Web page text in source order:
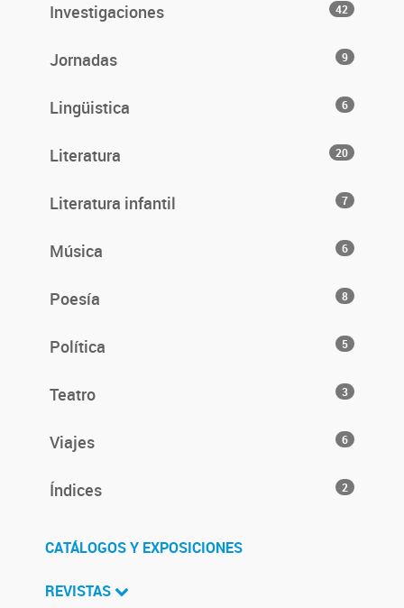
Investigaciones 42
Jornadas 9
Lingüistica 6
Literatura 20
Literatura infantil 7
Música 6
Poesía 8
Política 5
Teatro 3
Viajes 6
Índices 2
CATÁLOGOS Y EXPOSICIONES
REVISTAS